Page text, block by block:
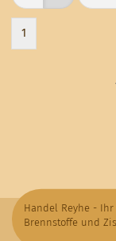
1
Handel Reyhe - Ihr
Brennstoffe und